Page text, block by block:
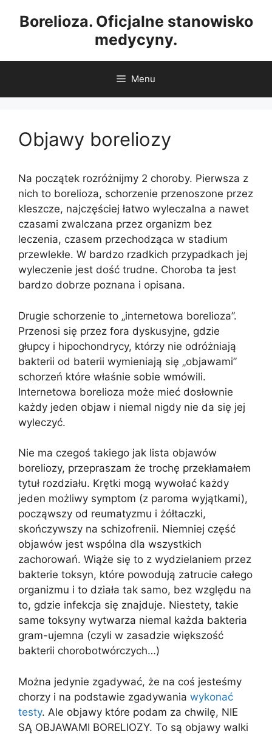
Borelioza. Oficjalne stanowisko
medycyny.
Menu
Objawy boreliozy
Na początek rozróżnijmy 2 choroby. Pierwsza z
nich to borelioza, schorzenie przenoszone przez
kleszcze, najczęściej łatwo wyleczalna a nawet
czasami zwalczana przez organizm bez
leczenia, czasem przechodząca w stadium
przewlekłe. W bardzo rzadkich przypadkach jej
wyleczenie jest dość trudne. Choroba ta jest
bardzo dobrze poznana i opisana.
Drugie schorzenie to „internetowa borelioza”.
Przenosi się przez fora dyskusyjne, gdzie
głupcy i hipochondrycy, którzy nie odróżniają
bakterii od baterii wymieniają się „objawami”
schorzeń które właśnie sobie wmówili.
Internetowa borelioza może mieć dosłownie
każdy jeden objaw i niemal nigdy nie da się jej
wyleczyć.
Nie ma czegoś takiego jak lista objawów
boreliozy, przepraszam że trochę przekłamałem
tytuł rozdziału. Krętki mogą wywołać każdy
jeden możliwy symptom (z paroma wyjątkami),
począwszy od reumatyzmu i żółtaczki,
skończywszy na schizofrenii. Niemniej część
objawów jest wspólna dla wszystkich
zachorowań. Wiąże się to z wydzielaniem przez
bakterie toksyn, które powodują zatrucie całego
organizmu i to działa tak samo, bez względu na
to, gdzie infekcja się znajduje. Niestety, takie
same toksyny wytwarza niemal każda bakteria
gram-ujemna (czyli w zasadzie większość
bakterii chorobotwórczych…)
Można jedynie zgadywać, że na coś jesteśmy
chorzy i na podstawie zgadywania wykonać
testy. Ale objawy które podam za chwilę, NIE
SĄ OBJAWAMI BORELIOZY. To są objawy walki